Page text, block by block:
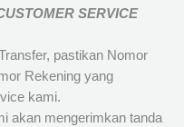
SERVICE
pastikan Nomor
Rekening yang
kami.
akan mengerimkan tanda